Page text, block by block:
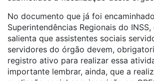
No documento que já foi
Superintendências Regionais do INSS,
salienta que assistentes sociais
servidores do órgão devem,
registro ativo para realizar essa
importante lembrar, ainda, que a